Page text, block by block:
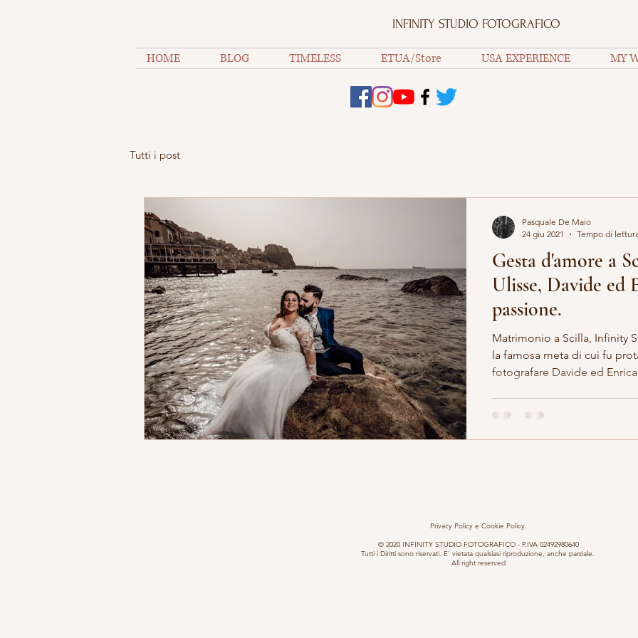
INFINITY STUDIO FOTOGRAFICO
HOME BLOG TIMELESS ETUA/Store USA EXPERIENCE MY
Tutti i post
Gesta d'amore a
Ulisse, Davide ed
passione.
Matrimonio a Scilla, Infinity
la famosa meta di cui fu
fotografare Davide ed Enrica
Pasquale De Maio
24 giu 2021
Tempo di
Privacy Policy e Cookie Policy.
© 2020 INFINITY STUDIO FOTOGRAFICO - P.IVA 02492980640
Tutti i Diritti sono riservati. E' vietata qualsiasi riproduzione, anche parziale.
All right reserved